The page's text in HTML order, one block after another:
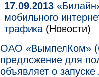
17.09.2013
мобильного
трафика (Новости)
ОАО «ВымпелКом»
предложение для
объявляет о